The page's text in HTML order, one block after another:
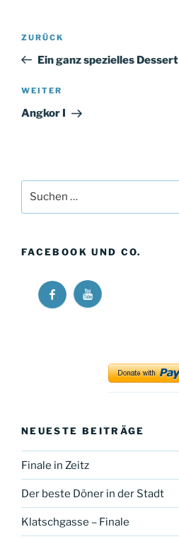
Beitragsnavigation
Vorheriger
Beitrag
ZURÜCK
Ein ganz spezielles Dessert
Nächster
Beitrag
WEITER
Angkor I
nach:
FACEBOOK UND CO.
Ricos
Long
Ricos
Long
YouTube
NEUESTE BEITRÄGE
Finale in Zeitz
Der beste Döner in der Stadt
Klatschgasse – Finale